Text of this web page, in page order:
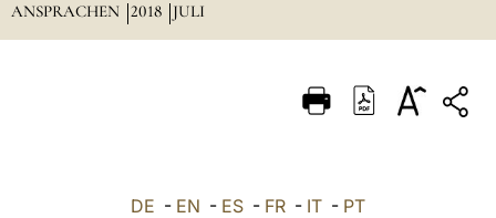
ITALIANO
ANSPRACHEN 2018 JULI
DE - EN - ES - FR - IT - PT